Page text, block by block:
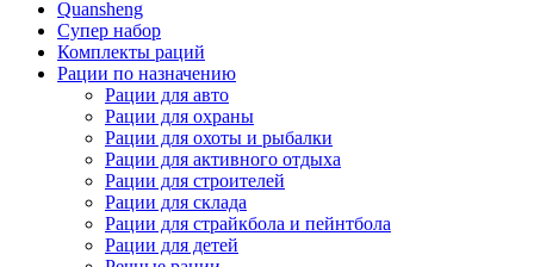
Quansheng
Супер набор
Комплекты раций
Рации по назначению
Рации для авто
Рации для охраны
Рации для охоты и рыбалки
Рации для активного отдыха
Рации для строителей
Рации для склада
Рации для страйкбола и пейнтбола
Рации для детей